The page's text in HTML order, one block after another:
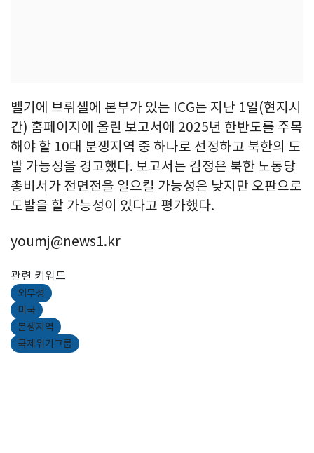
벨기에 브뤼셀에 본부가 있는 ICG는 지난 1일(현지시
간) 홈페이지에 올린 보고서에 2025년 한반도를 주목
해야 할 10대 분쟁지역 중 하나로 선정하고 북한의 도
발 가능성을 경고했다. 보고서는 김정은 북한 노동당
총비서가 전면전을 일으킬 가능성은 낮지만 오판으로
도발을 할 가능성이 있다고 평가했다.
youmj@news1.kr
관련 키워드
외무성
미국
분쟁지역
국제위기그룹